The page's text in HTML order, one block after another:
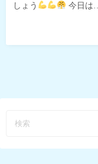
しょう
今日は…